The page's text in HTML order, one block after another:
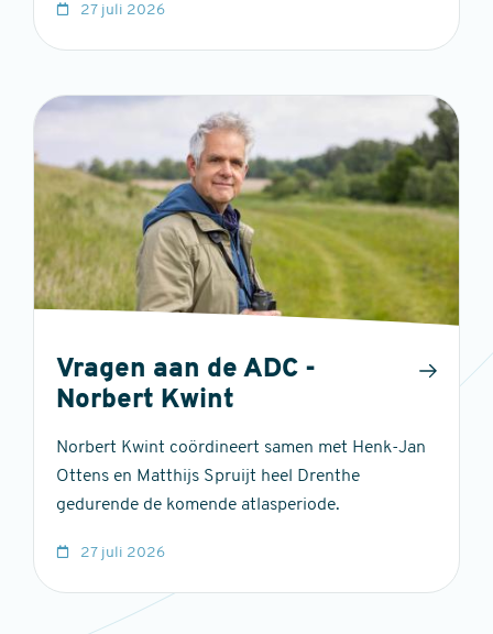
27 juli 2026
Vragen aan de ADC -
Norbert Kwint
Norbert Kwint coördineert samen met Henk-Jan
Ottens en Matthijs Spruijt heel Drenthe
gedurende de komende atlasperiode.
27 juli 2026